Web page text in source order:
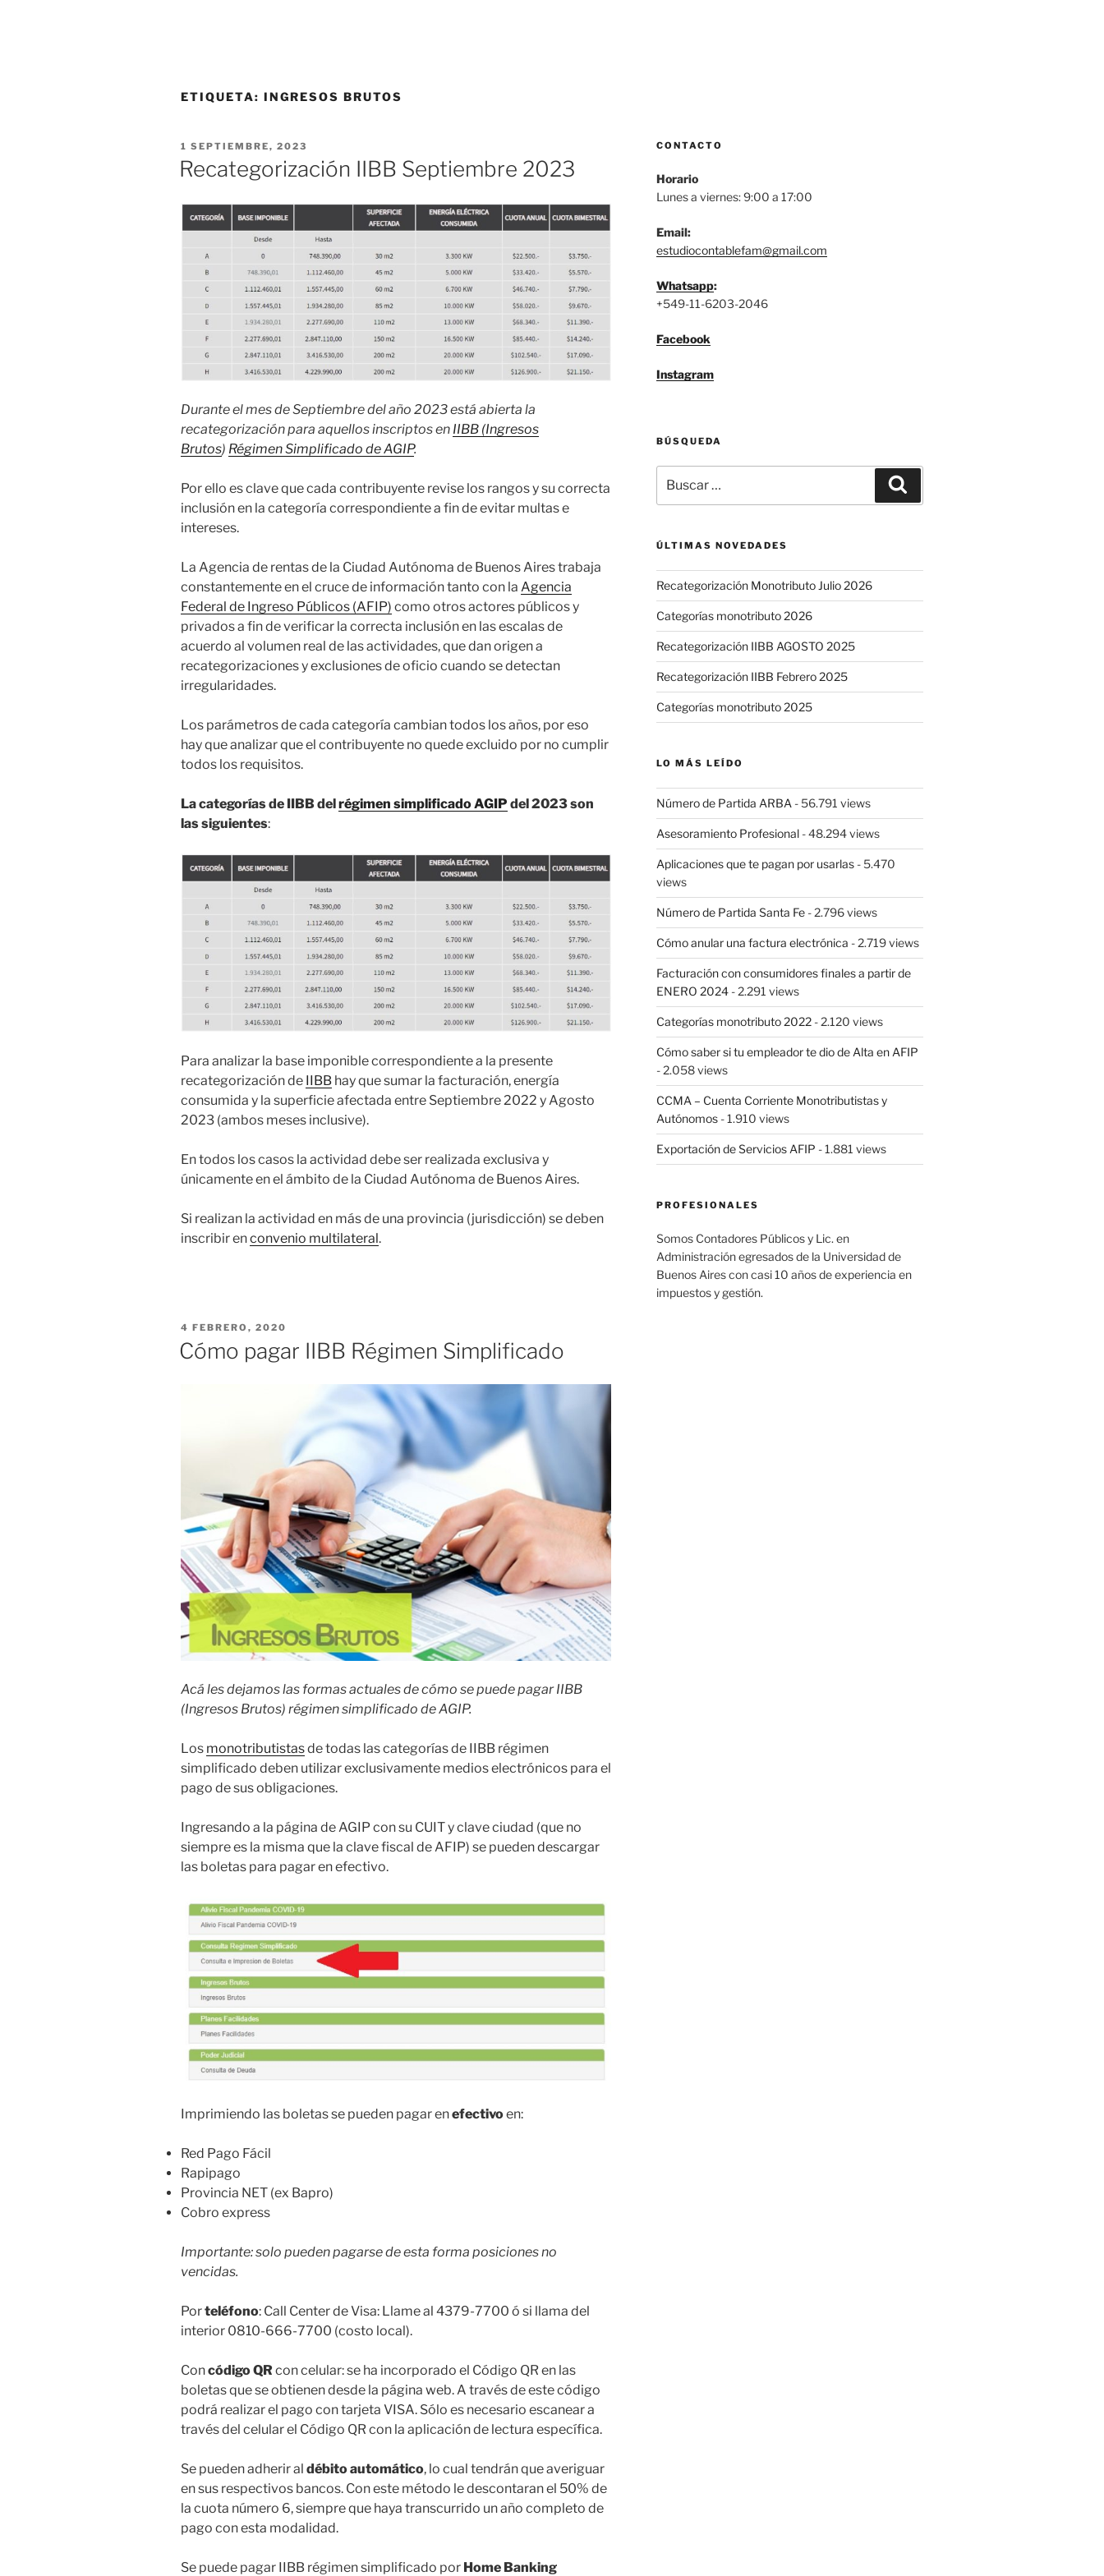
ETIQUETA: INGRESOS BRUTOS
PUBLICADO
EL
1 SEPTIEMBRE, 2023
Recategorización IIBB Septiembre 2023
Durante el mes de Septiembre del año 2023 está abierta la
recategorización para aquellos inscriptos en IIBB (Ingresos
Brutos) Régimen Simplificado deAGIP.
Por ello es clave que cada contribuyente revise los rangos y su correcta
inclusión en la categoría correspondiente a fin de evitar multas e
intereses.
La Agencia de rentas de la Ciudad Autónoma de Buenos Aires trabaja
constantemente en el cruce de información tanto con la Agencia
Federal de Ingreso Públicos (AFIP) como otros actores públicos y
privados a fin de verificar la correcta inclusión en las escalas de
acuerdo al volumen real de las actividades, que dan origen a
recategorizaciones y exclusiones de oficio cuando se detectan
irregularidades.
Los parámetros de cada categoría cambian todos los años, por eso
hay que analizar que el contribuyente no quede excluido por no cumplir
todos los requisitos.
La categorías de IIBB delrégimen simplificado AGIP del 2023 son
las siguientes:
Para analizar la base imponible correspondiente a la presente
recategorización de IIBB hay que sumar la facturación, energía
consumida y la superficie afectada entre Septiembre 2022 y Agosto
2023 (ambos meses inclusive).
En todos los casos la actividad debe ser realizada exclusiva y
únicamente en el ámbito de la Ciudad Autónoma de Buenos Aires.
Si realizan la actividad en más de una provincia (jurisdicción) se deben
inscribir enconvenio multilateral.
PUBLICADO
EL
4 FEBRERO, 2020
Cómo pagar IIBB Régimen Simplificado
Acá les dejamos las formas actuales de cómo se puede pagar IIBB
(Ingresos Brutos) régimen simplificado de AGIP.
Los monotributistasde todas las categorías de IIBB régimen
simplificado deben utilizar exclusivamente medios electrónicos para el
pago de sus obligaciones.
Ingresando a la página de AGIP con su CUIT y clave ciudad (que no
siempre es la misma que la clave fiscal de AFIP) se pueden descargar
las boletas para pagar en efectivo.
Imprimiendo las boletas se pueden pagar enefectivoen:
Red Pago Fácil
Rapipago
Provincia NET (ex Bapro)
Cobro express
Importante: solo pueden pagarse de esta forma posiciones no
vencidas.
Porteléfono: Call Center de Visa: Llame al 4379-7700 ó si llama del
interior 0810-666-7700 (costo local).
Concódigo QRcon celular: se ha incorporado el Código QR en las
boletas que se obtienen desde la página web. A través de este código
podrá realizar el pago con tarjeta VISA. Sólo es necesario escanear a
través del celular el Código QR con la aplicación de lectura específica.
Se pueden adherir al débito automático, lo cual tendrán que averiguar
en sus respectivos bancos. Con este método le descontaran el 50% de
la cuota número 6, siempre que haya transcurrido un año completo de
pago con esta modalidad.
Se puede pagar IIBB régimen simplificado por Home Banking
CONTACTO
Horario
Lunes a viernes: 9:00 a 17:00
Email:
estudiocontablefam@gmail.com
Whatsapp:
+549-11-6203-2046
Facebook
Instagram
BÚSQUEDA
por:
ÚLTIMAS NOVEDADES
Recategorización Monotributo Julio 2026
Categorías monotributo 2026
Recategorización IIBB AGOSTO 2025
Recategorización IIBB Febrero 2025
Categorías monotributo 2025
LO MÁS LEÍDO
Número de Partida ARBA - 56.791 views
Asesoramiento Profesional- 48.294 views
Aplicaciones que te pagan por usarlas- 5.470
views
Número de Partida Santa Fe- 2.796 views
Cómo anular una factura electrónica - 2.719 views
Facturación con consumidores finales a partir de
ENERO 2024- 2.291 views
Categorías monotributo 2022- 2.120 views
Cómo saber si tu empleador te dio de Alta en AFIP
- 2.058 views
CCMA – Cuenta Corriente Monotributistas y
Autónomos- 1.910 views
Exportación de Servicios AFIP - 1.881 views
PROFESIONALES
Somos Contadores Públicos y Lic. en
Administración egresados de la Universidad de
Buenos Aires con casi 10 años de experiencia en
impuestos y gestión.